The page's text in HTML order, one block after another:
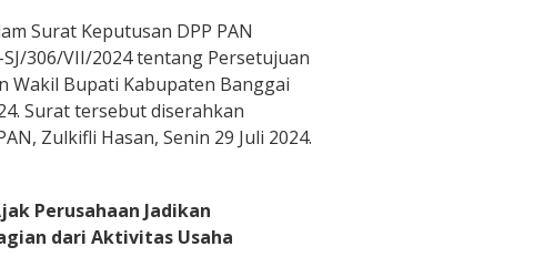
Surat Keputusan DPP PAN
306/VII/2024 tentang Persetujuan
Wakil Bupati Kabupaten Banggai
Surat tersebut diserahkan
Zulkifli Hasan, Senin 29 Juli 2024.
Perusahaan Jadikan
dari Aktivitas Usaha